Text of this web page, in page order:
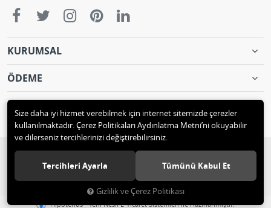
KURUMSAL
ÖDEME
İLETİŞİM
© 2018 KÖPRÜLÜ MAKİNA LTD. ŞTİ. Tüm hakları saklıdır.
Hipotenüs Yeni Nesil E-Ticaret Sistemleri ile Hazırlanmıştır.
Size daha iyi hizmet verebilmek için internet sitemizde çerezler
kullanılmaktadır. Çerez Politikaları Aydınlatma Metni’ni okuyabilir
ve dilerseniz tercihlerinizi değiştirebilirsiniz.
Tercihleri Ayarla Tümünü Kabul Et
Gizlilik ve Çerez Politikası